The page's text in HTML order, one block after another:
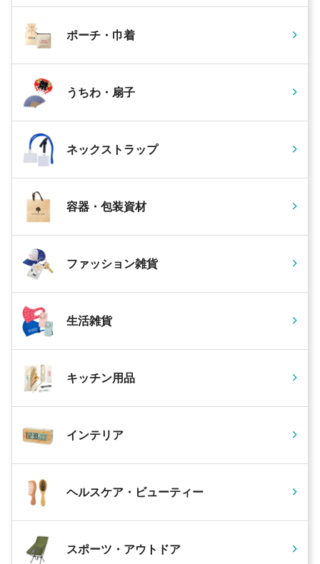
ポーチ・巾着
うちわ・扇子
ネックストラップ
容器・包装資材
ファッション雑貨
生活雑貨
キッチン用品
インテリア
ヘルスケア・ビューティー
スポーツ・アウトドア